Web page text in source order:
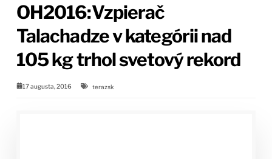
OH2016:Vzpierač
Talachadze v kategórii nad
105 kg trhol svetový rekord
17 augusta, 2016 terazsk